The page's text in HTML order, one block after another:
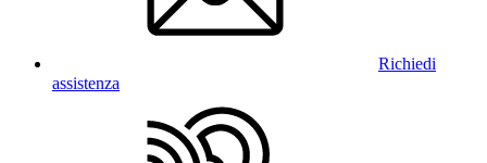
Richiedi
assistenza